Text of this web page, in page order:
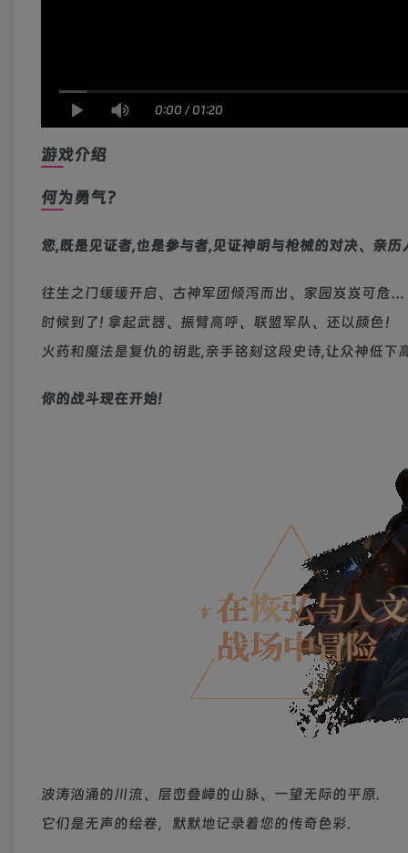
0:00 /01:20
游戏介绍
何为勇气?
您,既是见证者,也是参与者,见证神明与枪械的对决、亲历
往生之门缓缓开启、古神军团倾泻而出、家园岌岌可危…
时候到了! 拿起武器、振臂高呼、联盟军队、还以颜色！
火药和魔法是复仇的钥匙,亲手铭刻这段史诗,让众神低下
你的战斗现在开始!
波涛汹涌的川流、层峦叠嶂的山脉、一望无际的平原.
它们是无声的绘卷，默默地记录着您的传奇色彩.